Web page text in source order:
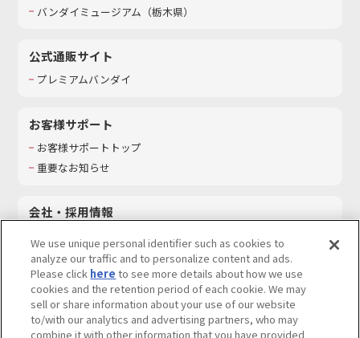
バンダイミュージアム（栃木県）
公式通販サイト
プレミアムバンダイ
お客様サポート
お客様サポートトップ
重要なお知らせ
会社・採用情報
採用情報
サステナビリティ
お問い合わせ
We use unique personal identifier such as cookies to
analyze our traffic and to personalize content and ads.
Please click here to see more details about how we use
cookies and the retention period of each cookie. We may
sell or share information about your use of our website
to/with our analytics and advertising partners, who may
combine it with other information that you have provided